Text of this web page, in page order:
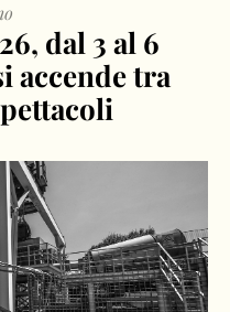
dal 3 al 6
accende tra